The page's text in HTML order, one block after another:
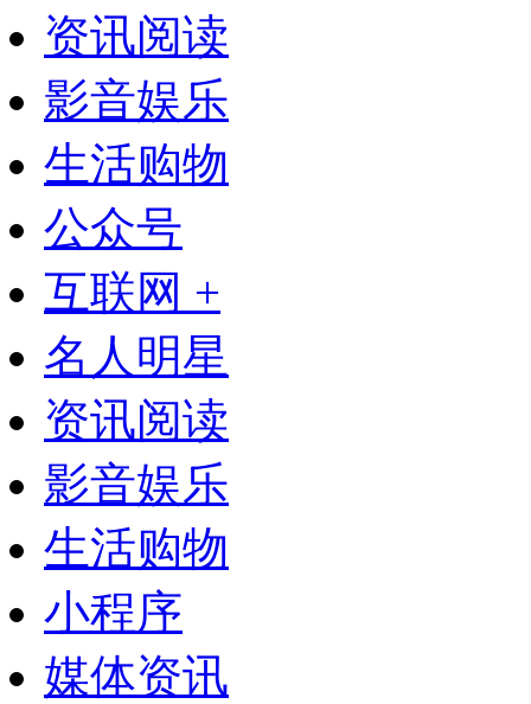
资讯阅读
影音娱乐
生活购物
公众号
互联网 +
名人明星
资讯阅读
影音娱乐
生活购物
小程序
媒体资讯